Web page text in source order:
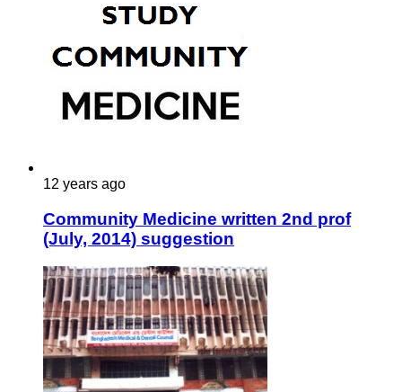
12 years ago
Community Medicine written 2nd prof
(July, 2014) suggestion